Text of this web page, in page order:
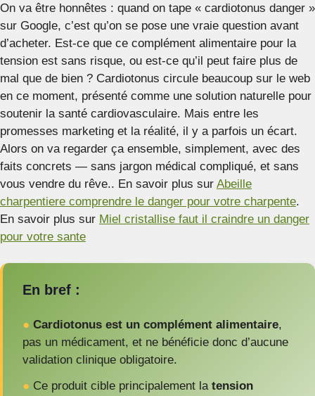
On va être honnêtes : quand on tape « cardiotonus danger »
sur Google, c’est qu’on se pose une vraie question avant
d’acheter. Est-ce que ce complément alimentaire pour la
tension est sans risque, ou est-ce qu’il peut faire plus de
mal que de bien ? Cardiotonus circule beaucoup sur le web
en ce moment, présenté comme une solution naturelle pour
soutenir la santé cardiovasculaire. Mais entre les
promesses marketing et la réalité, il y a parfois un écart.
Alors on va regarder ça ensemble, simplement, avec des
faits concrets — sans jargon médical compliqué, et sans
vous vendre du rêve.. En savoir plus sur Abeille
charpentiere comprendre le danger pour votre charpente.
En savoir plus sur Miel cristallise faut il craindre un danger
pour votre sante
En bref :
● Cardiotonus est un complément alimentaire,
pas un médicament, et ne bénéficie donc d’aucune
validation clinique obligatoire.
● Ce produit cible principalement la tension